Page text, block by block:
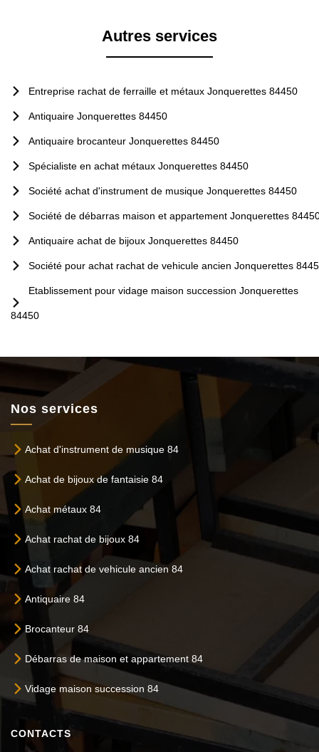
Autres services
Entreprise rachat de ferraille et métaux Jonquerettes 84450
Antiquaire Jonquerettes 84450
Antiquaire brocanteur Jonquerettes 84450
Spécialiste en achat métaux Jonquerettes 84450
Société achat d'instrument de musique Jonquerettes 84450
Société de débarras maison et appartement Jonquerettes
Antiquaire achat de bijoux Jonquerettes 84450
Société pour achat rachat de vehicule ancien Jonquerettes
Etablissement pour vidage maison succession Jonquerettes
84450
Nos services
Achat d'instrument de musique 84
Achat de bijoux de fantaisie 84
Achat métaux 84
Achat rachat de bijoux 84
Achat rachat de vehicule ancien 84
Antiquaire 84
Brocanteur 84
Débarras de maison et appartement 84
Vidage maison succession 84
CONTACTS